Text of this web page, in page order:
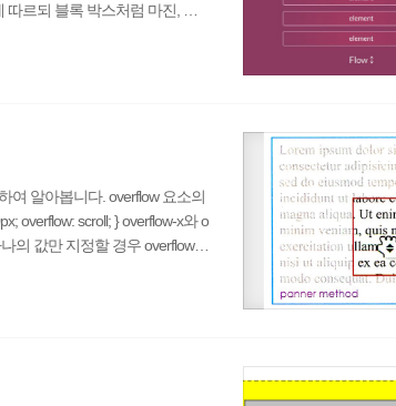
르되 블록 박스처럼 마진, 테
요소를 표현한다. list-item : 박
여 알아봅니다. overflow 요소의
overflow: scroll; } overflow-x와 o
의 값만 지정할 경우 overflow-x
는 콘텐츠를 자르지만 스크롤